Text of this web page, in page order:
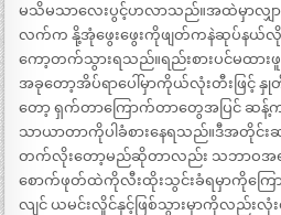
မသိမသာလေးပွင့်ဟလာသည်။အထဲမှာလျှာ
လက်က နို့အုံဖွေးဖွေးကိုဖျတ်ကနဲဆုပ်နယ်
ကော့တက်သွားရသည်။ရည်းစားပင်မထားဖူ
အခုတော့အိပ်ရာပေါ်မှာကိုယ်လုံးတီးဖြင့်
တော့ ရှက်တာကြောက်တာတွေအပြင် ဆ
သာယာတာကိုပါခံစားနေရသည်။ဒီအတိုင်
တက်လိုးတော့မည်ဆိုတာလည်း သဘာဝအရ
စောက်ဖုတ်ထဲကိုလီးထိုးသွင်းခံရမှာကိုကြ
လျင် ယမင်းလှိုင်နှင့်ဖြစ်သွားမှာကိုလည်းလုံ